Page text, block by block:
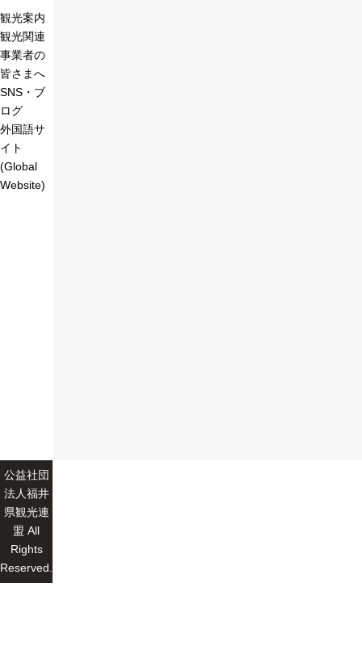
観光案内
観光関連
事業者の
皆さまへ
SNS・ブ
ログ
外国語サ
イト
(Global
Website)
公益社団
法人福井
県観光連
盟 All
Rights
Reserved.